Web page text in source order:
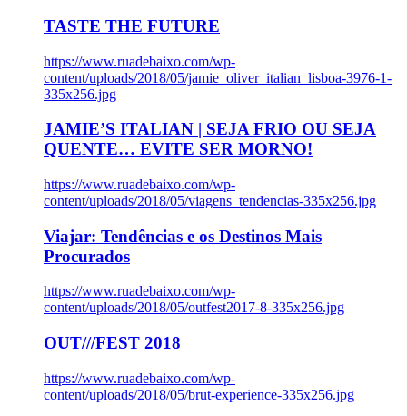
TASTE THE FUTURE
https://www.ruadebaixo.com/wp-
content/uploads/2018/05/jamie_oliver_italian_lisboa-3976-1-
335x256.jpg
JAMIE’S ITALIAN | SEJA FRIO OU SEJA
QUENTE… EVITE SER MORNO!
https://www.ruadebaixo.com/wp-
content/uploads/2018/05/viagens_tendencias-335x256.jpg
Viajar: Tendências e os Destinos Mais
Procurados
https://www.ruadebaixo.com/wp-
content/uploads/2018/05/outfest2017-8-335x256.jpg
OUT///FEST 2018
https://www.ruadebaixo.com/wp-
content/uploads/2018/05/brut-experience-335x256.jpg